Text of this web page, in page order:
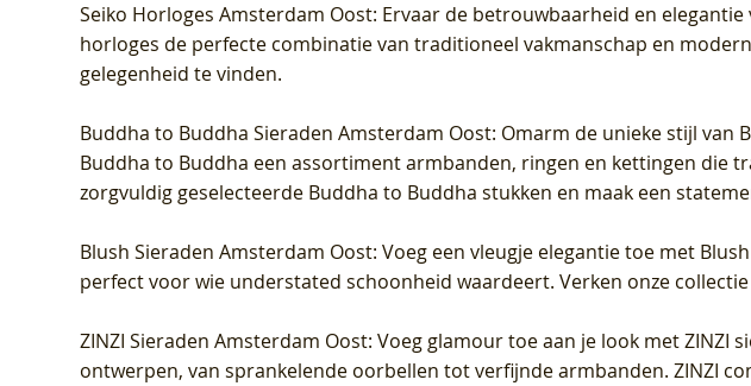
Seiko Horloges Amsterdam Oost: Ervaar de betrouwbaarheid en
horloges de perfecte combinatie van traditioneel vakmanschap en
gelegenheid te vinden.
Buddha to Buddha Sieraden Amsterdam Oost: Omarm de unieke stijl van
Buddha to Buddha een assortiment armbanden, ringen en kettingen die
zorgvuldig geselecteerde Buddha to Buddha stukken en maak een
Blush Sieraden Amsterdam Oost: Voeg een vleugje elegantie toe met
perfect voor wie understated schoonheid waardeert. Verken onze
ZINZI Sieraden Amsterdam Oost: Voeg glamour toe aan je look met ZINZI
ontwerpen, van sprankelende oorbellen tot verfijnde armbanden. ZINZI